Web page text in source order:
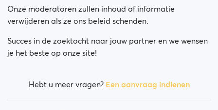
Onze moderatoren zullen inhoud of informatie
verwijderen als ze ons beleid schenden.
Succes in de zoektocht naar jouw partner en we wensen
je het beste op onze site!
Hebt u meer vragen? Een aanvraag indienen